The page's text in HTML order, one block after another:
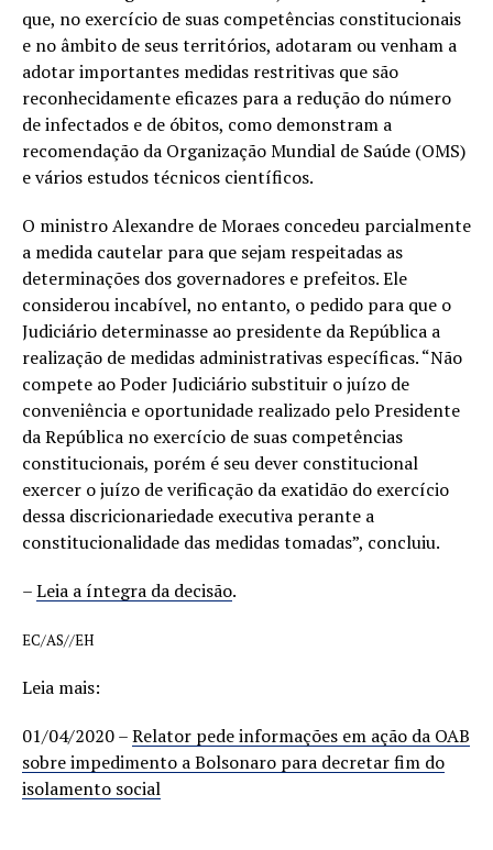
que, no exercício de suas competências constitucionais
e no âmbito de seus territórios, adotaram ou venham a
adotar importantes medidas restritivas que são
reconhecidamente eficazes para a redução do número
de infectados e de óbitos, como demonstram a
recomendação da Organização Mundial de Saúde (OMS)
e vários estudos técnicos científicos.
O ministro Alexandre de Moraes concedeu parcialmente
a medida cautelar para que sejam respeitadas as
determinações dos governadores e prefeitos. Ele
considerou incabível, no entanto, o pedido para que o
Judiciário determinasse ao presidente da República a
realização de medidas administrativas específicas. “Não
compete ao Poder Judiciário substituir o juízo de
conveniência e oportunidade realizado pelo Presidente
da República no exercício de suas competências
constitucionais, porém é seu dever constitucional
exercer o juízo de verificação da exatidão do exercício
dessa discricionariedade executiva perante a
constitucionalidade das medidas tomadas”, concluiu.
–Leia a íntegra da decisão.
EC/AS//EH
Leia mais:
01/04/2020 –Relator pede informações em ação da OAB
sobre impedimento a Bolsonaro para decretar fim do
isolamento social